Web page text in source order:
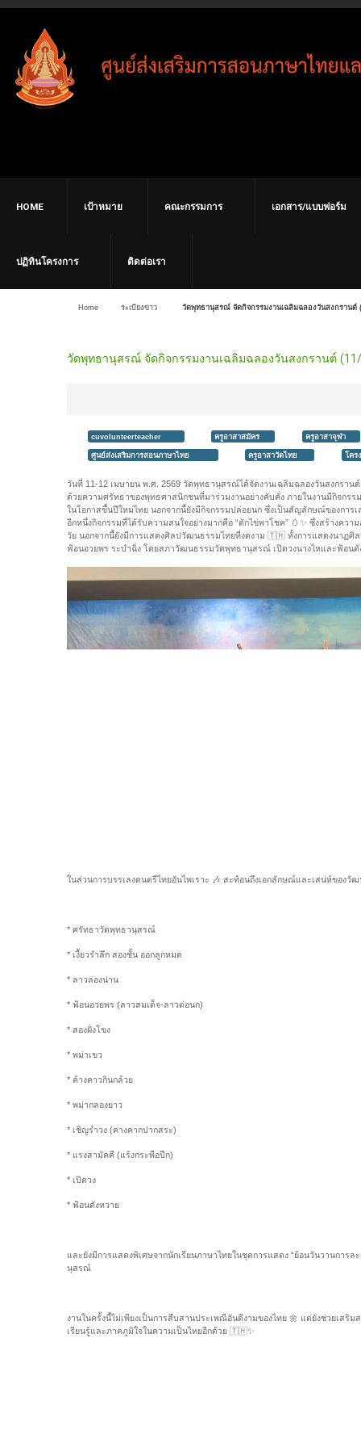
HOME เป้าหมาย คณะกรรมการ เอกสาร/แบบฟอร์ม
ปฏิทินโครงการ ติดต่อเรา
Home ระเบียงข่าว วัดพุทธานุสรณ์ จัดกิจกรรมงานเฉลิมฉลองวันสงกรานต์
วัดพุทธานุสรณ์ จัดกิจกรรมงานเฉลิมฉลองวันสงกรานต์
cuvolunteerteacher ครูอาสาสมัคร ครูอาสาจุฬา
ศูนย์ส่งเสริมการสอนภาษาไทย ครูอาสาวัดไทย โคร
วันที่ 11-12 เมษายน พ.ศ. 2569 วัดพุทธานุสรณ์ได้จัดงานเฉลิมฉลองวันสงกราน
ด้วยความศรัทธาของพุทธศาสนิกชนที่มาร่วมงานอย่างคับคั่งภายในงานมีกิจกรร
ในโอกาสขึ้นปีใหม่ไทย นอกจากนี้ยังมีกิจกรรมปล่อยนก ซึ่งเป็นสัญลักษณ์ของกา
อีกหนึ่งกิจกรรมที่ได้รับความสนใจอย่างมากคือ “ตักไข่พาโชค” 🥚✨ ซึ่งสร้างคว
วัยนอกจากนี้ยังมีการแสดงศิลปวัฒนธรรมไทยที่งดงาม 🇹🇭 ทั้งการแสดงนาฏศิล
ฟ้อนอวยพร ระบำฉิ่ง โดยสภาวัฒนธรรมวัดพุทธานุสรณ์ เปิดวงนางไหและฟ้อน
ในส่วนการบรรเลงดนตรีไทยอันไพเราะ 🎶 สะท้อนถึงเอกลักษณ์และเสน่ห์ของวั
* ศรัทธาวัดพุทธานุสรณ์
* เงี้ยวรำลึก สองชั้น ออกลูกหมด
* ลาวล่องน่าน
* ฟ้อนอวยพร (ลาวสมเด็จ-ลาวต่อนก)
* สองฝั่งโขง
* พม่าเขว
* ค้างคาวกินกล้วย
* พม่ากลองยาว
* เชิญรำวง (คางคากปากสระ)
* แรงสามัคคี (แร้งกระพือปีก)
* เปิดวง
* ฟ้อนตังหวาย
และยังมีการแสดงพิเศษจากนักเรียนภาษาไทยในชุดการแสดง “ย้อนวันวานการ
นุสรณ์
งานในครั้งนี้ไม่เพียงเป็นการสืบสานประเพณีอันดีงามของไทย 🌼 แต่ยังช่วยเสริ
เรียนรู้และภาคภูมิใจในความเป็นไทยอีกด้วย 🇹🇭✨